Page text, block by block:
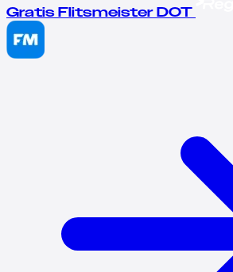
Gratis Flitsmeister DOT